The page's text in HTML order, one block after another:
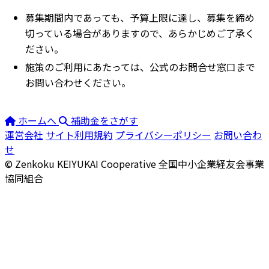
募集期間内であっても、予算上限に達し、募集を締め
切っている場合がありますので、あらかじめご了承く
ださい。
施策のご利用にあたっては、公式のお問合せ窓口まで
お問い合わせください。
ホームへ
補助金をさがす
運営会社 サイト利用規約 プライバシーポリシー お問い合わ
せ
© Zenkoku KEIYUKAI Cooperative全国中小企業経友会事業
協同組合